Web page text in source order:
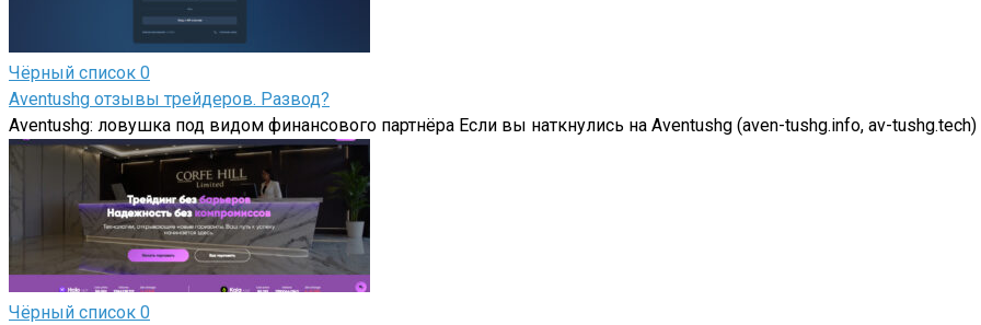
Чёрный список 0
Aventushg отзывы трейдеров. Развод?
Aventushg: ловушка под видом финансового партнёра Если вы наткнулись на Aventushg (aven-tushg.info, av-tushg.tech)
Чёрный список 0